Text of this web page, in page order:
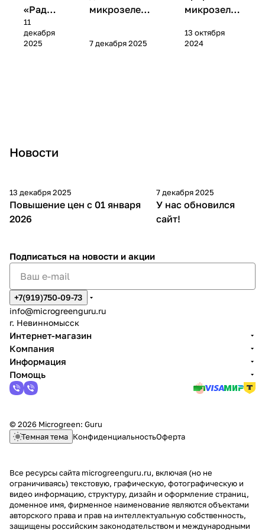
11
декабря
2025
«Радуг
а» —
микс
7 декабря 2025
микрозелени:
продукт во
всей красе
13 октября
2024
микрозеле
пошаговое
Новости
13 декабря 2025
Повышение цен с 01 января
2026
7 декабря 2025
У нас обновился
сайт!
Подписаться на новости и акции
+7(919)750-09-73
info@microgreenguru.ru
г. Невинномысск
Интернет-магазин
Компания
Информация
Помощь
© 2026 Microgreen: Guru
Темная тема КонфиденциальностьОферта
Все ресурсы сайта microgreenguru.ru, включая (но не
ограничиваясь) текстовую, графическую, фотографическую и
видео информацию, структуру, дизайн и оформление страниц,
доменное имя, фирменное наименование являются объектами
авторского права и прав на интеллектуальную собственность,
защищены российским законодательством и международными